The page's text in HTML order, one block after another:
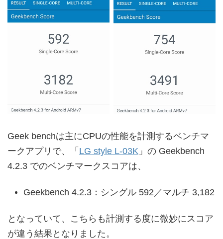
Geek benchは主にCPUの性能を計測するベンチマ
ークアプリで、「 LG style L-03K 」の Geekbench
4.2.3 でのベンチマークスコアは、
Geekbench 4.2.3：シングル 592／マルチ 3,182
となっていて、こちらも計測する度に微妙にスコア
が違う結果となりました。